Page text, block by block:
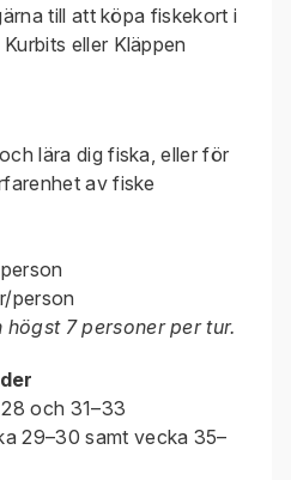
till att köpa fiskekort i
eller Kläppen
lära dig fiska, eller för
av fiske
person
7 personer per tur.
och 31–33
29–30 samt vecka 35–